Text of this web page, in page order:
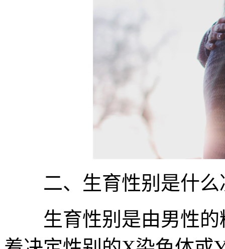
二、生育性别是什么
生育性别是由男性的